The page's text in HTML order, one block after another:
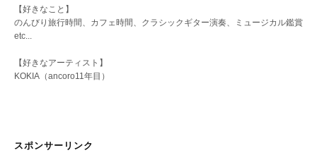
【好きなこと】
のんびり旅行時間、カフェ時間、クラシックギター演奏、ミュージカル鑑賞
etc...
【好きなアーティスト】
KOKIA（ancoro11年目）
スポンサーリンク